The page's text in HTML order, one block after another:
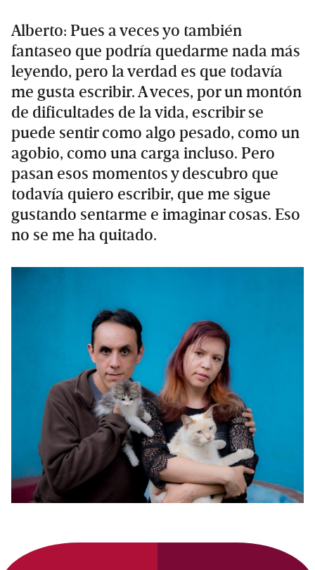
Alberto: Pues a veces yo también
fantaseo que podría quedarme nada más
leyendo, pero la verdad es que todavía
me gusta escribir. A veces, por un montón
de dificultades de la vida, escribir se
puede sentir como algo pesado, como un
agobio, como una carga incluso. Pero
pasan esos momentos y descubro que
todavía quiero escribir, que me sigue
gustando sentarme e imaginar cosas. Eso
no se me ha quitado.
Primary
Sidebar